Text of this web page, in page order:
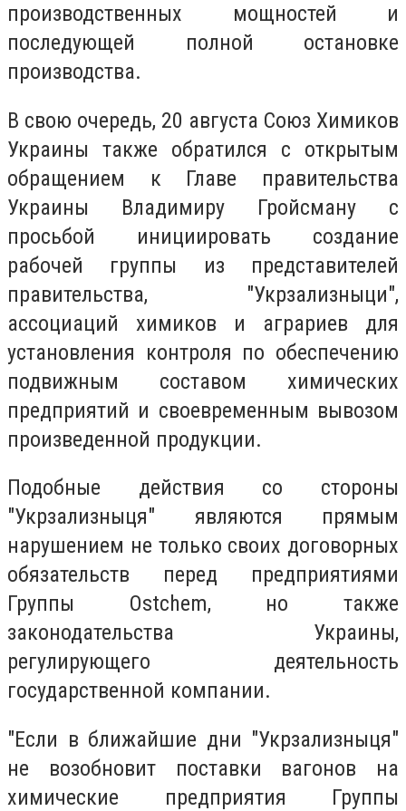
производственных мощностей и
последующей полной остановке
производства.
В свою очередь, 20 августа Союз Химиков
Украины также обратился с открытым
обращением к Главе правительства
Украины Владимиру Гройсману с
просьбой инициировать создание
рабочей группы из представителей
правительства, "Укрзализныци",
ассоциаций химиков и аграриев для
установления контроля по обеспечению
подвижным составом химических
предприятий и своевременным вывозом
произведенной продукции.
Подобные действия со стороны
"Укрзализныця" являются прямым
нарушением не только своих договорных
обязательств перед предприятиями
Группы Ostchem, но также
законодательства Украины,
регулирующего деятельность
государственной компании.
"Если в ближайшие дни "Укрзализныця"
не возобновит поставки вагонов на
химические предприятия Группы